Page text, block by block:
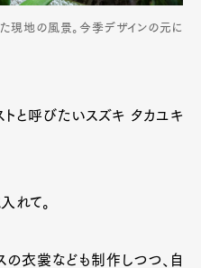
現地の風景。今季デザインの元に
と呼びたいスズキ タカユキ
れて。
衣裳なども制作しつつ、自